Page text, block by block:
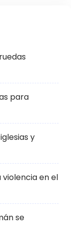
para
y
violencia en el
se